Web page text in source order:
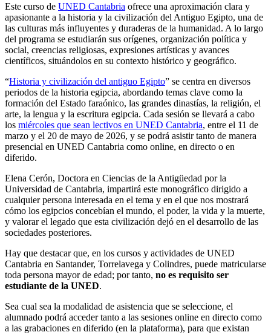
Este curso de UNED Cantabria ofrece una aproximación clara y
apasionante a la historia y la civilización del Antiguo Egipto, una de
las culturas más influyentes y duraderas de la humanidad. A lo largo
del programa se estudiarán sus orígenes, organización política y
social, creencias religiosas, expresiones artísticas y avances
científicos, situándolos en su contexto histórico y geográfico.
“Historia y civilización del antiguo Egipto” se centra en diversos
periodos de la historia egipcia, abordando temas clave como la
formación del Estado faraónico, las grandes dinastías, la religión, el
arte, la lengua y la escritura egipcia. Cada sesión se llevará a cabo
los miércoles que sean lectivos en UNED Cantabria, entre el 11 de
marzo y el 20 de mayo de 2026, y se podrá asistir tanto de manera
presencial en UNED Cantabria como online, en directo o en
diferido.
Elena Cerón, Doctora en Ciencias de la Antigüedad por la
Universidad de Cantabria, impartirá este monográfico dirigido a
cualquier persona interesada en el tema y en el que nos mostrará
cómo los egipcios concebían el mundo, el poder, la vida y la muerte,
y valorar el legado que esta civilización dejó en el desarrollo de las
sociedades posteriores.
Hay que destacar que, en los cursos y actividades de UNED
Cantabria en Santander, Torrelavega y Colindres, puede matricularse
toda persona mayor de edad; por tanto, no es requisito ser
estudiante de la UNED.
Sea cual sea la modalidad de asistencia que se seleccione, el
alumnado podrá acceder tanto a las sesiones online en directo como
a las grabaciones en diferido (en la plataforma), para que existan